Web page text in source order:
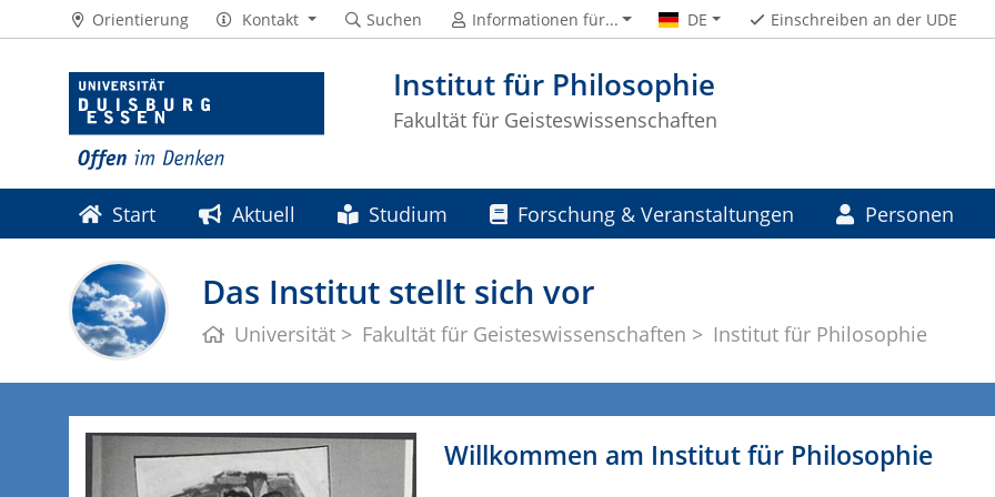
Institut für Philosophie
Fakultät für Geisteswissenschaften
Orientierung Kontakt Suchen Informationen für... DE Einschreiben an der UDE
Start Aktuell Studium Forschung & Veranstaltungen Personen
Das Institut stellt sich vor
Universität Fakultät für Geisteswissenschaften Institut für Philosophie
Willkommen am Institut für Philosophie